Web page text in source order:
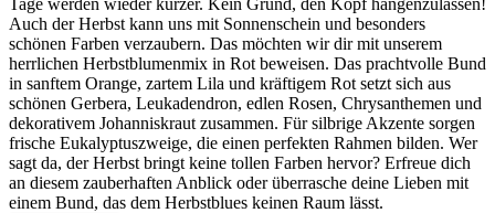
Auch der Herbst kann uns mit Sonnenschein und besonders
schönen Farben verzaubern. Das möchten wir dir mit unserem
herrlichen Herbstblumenmix in Rot beweisen. Das prachtvolle Bund
in sanftem Orange, zartem Lila und kräftigem Rot setzt sich aus
schönen Gerbera, Leukadendron, edlen Rosen, Chrysanthemen und
dekorativem Johanniskraut zusammen. Für silbrige Akzente sorgen
frische Eukalyptuszweige, die einen perfekten Rahmen bilden. Wer
sagt da, der Herbst bringt keine tollen Farben hervor? Erfreue dich
an diesem zauberhaften Anblick oder überrasche deine Lieben mit
einem Bund, das dem Herbstblues keinen Raum lässt.